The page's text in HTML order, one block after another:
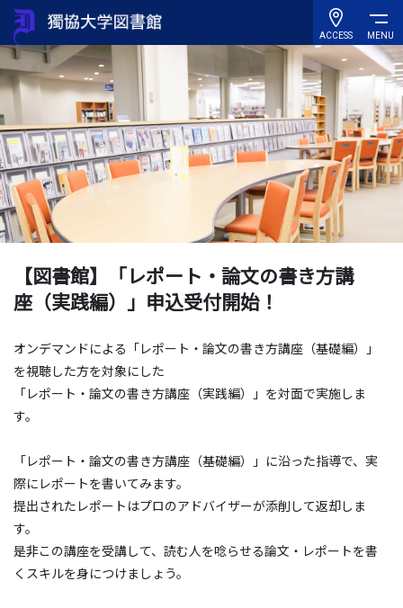
ACCESS MENU
【図書館】「レポート・論文の書き方講
座（実践編）」申込受付開始！
オンデマンドによる「レポート・論文の書き方講座（基礎編）」
を視聴した方を対象にした
「レポート・論文の書き方講座（実践編）」を対面で実施しま
す。
「レポート・論文の書き方講座（基礎編）」に沿った指導で、実
際にレポートを書いてみます。
提出されたレポートはプロのアドバイザーが添削して返却しま
す。
是非この講座を受講して、読む人を唸らせる論文・レポートを書
くスキルを身につけましょう。